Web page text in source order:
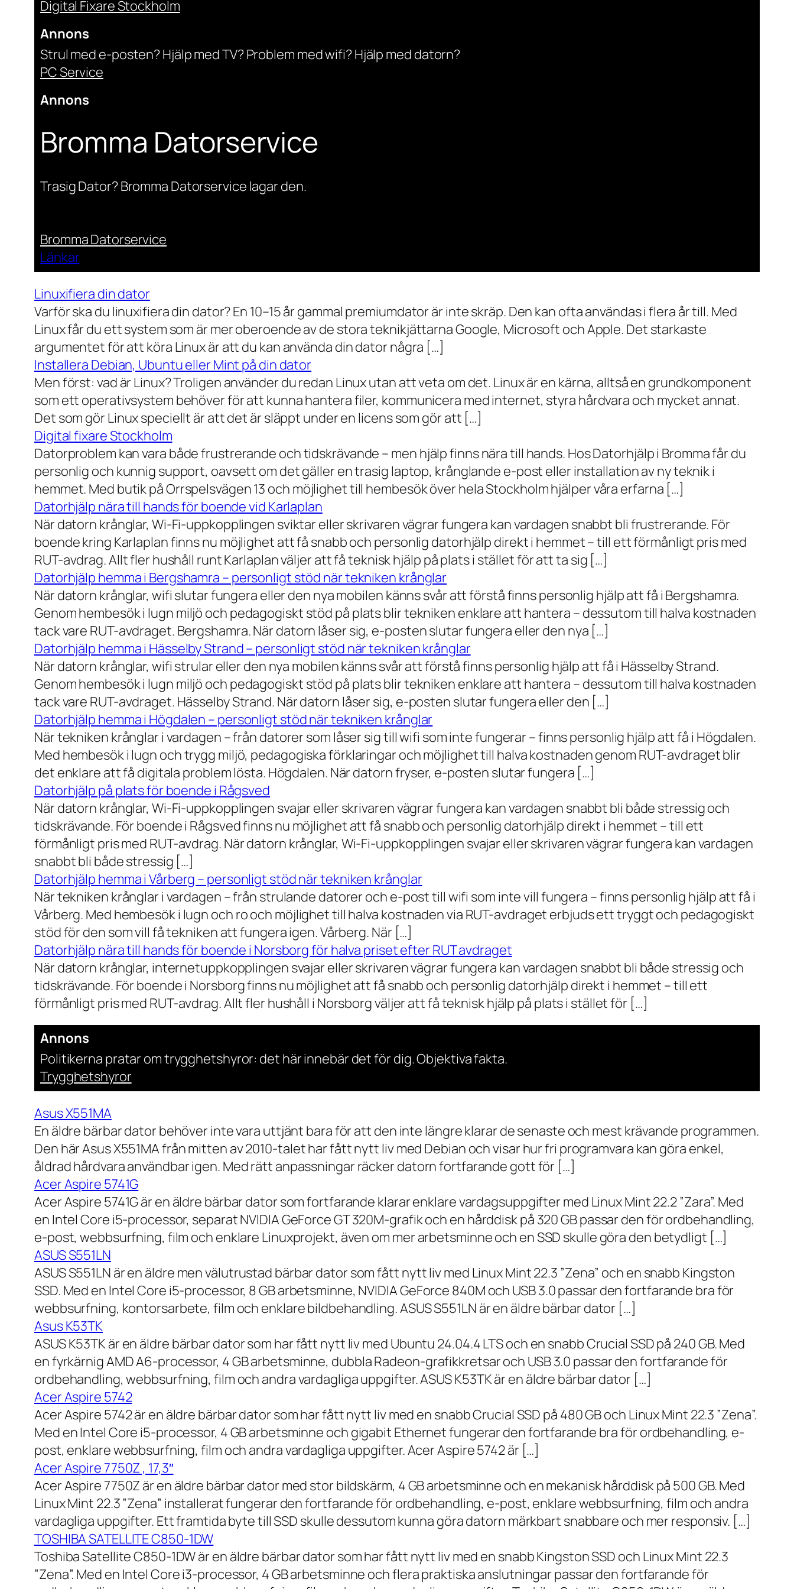
Digital Fixare Stockholm
Annons
Strul med e-posten? Hjälp med TV? Problem med wifi? Hjälp med datorn?
PC Service
Annons
Bromma Datorservice
Trasig Dator? Bromma Datorservice lagar den.
Bromma Datorservice
Länkar
Linuxifiera din dator
Varför ska du linuxifiera din dator? En 10–15 år gammal premiumdator är inte skräp. Den kan ofta användas i flera år till. Med
Linux får du ett system som är mer oberoende av de stora teknikjättarna Google, Microsoft och Apple. Det starkaste
argumentet för att köra Linux är att du kan använda din dator några […]
Installera Debian, Ubuntu eller Mint på din dator
Men först: vad är Linux? Troligen använder du redan Linux utan att veta om det. Linux är en kärna, alltså en grundkomponent
som ett operativsystem behöver för att kunna hantera filer, kommunicera med internet, styra hårdvara och mycket annat.
Det som gör Linux speciellt är att det är släppt under en licens som gör att […]
Digital fixare Stockholm
Datorproblem kan vara både frustrerande och tidskrävande – men hjälp finns nära till hands. Hos Datorhjälp i Bromma får du
personlig och kunnig support, oavsett om det gäller en trasig laptop, krånglande e-post eller installation av ny teknik i
hemmet. Med butik på Orrspelsvägen 13 och möjlighet till hembesök över hela Stockholm hjälper våra erfarna […]
Datorhjälp nära till hands för boende vid Karlaplan
När datorn krånglar, Wi-Fi-uppkopplingen sviktar eller skrivaren vägrar fungera kan vardagen snabbt bli frustrerande. För
boende kring Karlaplan finns nu möjlighet att få snabb och personlig datorhjälp direkt i hemmet – till ett förmånligt pris med
RUT-avdrag. Allt fler hushåll runt Karlaplan väljer att få teknisk hjälp på plats i stället för att ta sig […]
Datorhjälp hemma i Bergshamra – personligt stöd när tekniken krånglar
När datorn krånglar, wifi slutar fungera eller den nya mobilen känns svår att förstå finns personlig hjälp att få i Bergshamra.
Genom hembesök i lugn miljö och pedagogiskt stöd på plats blir tekniken enklare att hantera – dessutom till halva kostnaden
tack vare RUT-avdraget. Bergshamra. När datorn låser sig, e-posten slutar fungera eller den nya […]
Datorhjälp hemma i Hässelby Strand – personligt stöd när tekniken krånglar
När datorn krånglar, wifi strular eller den nya mobilen känns svår att förstå finns personlig hjälp att få i Hässelby Strand.
Genom hembesök i lugn miljö och pedagogiskt stöd på plats blir tekniken enklare att hantera – dessutom till halva kostnaden
tack vare RUT-avdraget. Hässelby Strand. När datorn låser sig, e-posten slutar fungera eller den […]
Datorhjälp hemma i Högdalen – personligt stöd när tekniken krånglar
När tekniken krånglar i vardagen – från datorer som låser sig till wifi som inte fungerar – finns personlig hjälp att få i Högdalen.
Med hembesök i lugn och trygg miljö, pedagogiska förklaringar och möjlighet till halva kostnaden genom RUT-avdraget blir
det enklare att få digitala problem lösta. Högdalen. När datorn fryser, e-posten slutar fungera […]
Datorhjälp på plats för boende i Rågsved
När datorn krånglar, Wi-Fi-uppkopplingen svajar eller skrivaren vägrar fungera kan vardagen snabbt bli både stressig och
tidskrävande. För boende i Rågsved finns nu möjlighet att få snabb och personlig datorhjälp direkt i hemmet – till ett
förmånligt pris med RUT-avdrag. När datorn krånglar, Wi-Fi-uppkopplingen svajar eller skrivaren vägrar fungera kan vardagen
snabbt bli både stressig […]
Datorhjälp hemma i Vårberg – personligt stöd när tekniken krånglar
När tekniken krånglar i vardagen – från strulande datorer och e-post till wifi som inte vill fungera – finns personlig hjälp att få i
Vårberg. Med hembesök i lugn och ro och möjlighet till halva kostnaden via RUT-avdraget erbjuds ett tryggt och pedagogiskt
stöd för den som vill få tekniken att fungera igen. Vårberg. När […]
Datorhjälp nära till hands för boende i Norsborg för halva priset efter RUT avdraget
När datorn krånglar, internetuppkopplingen svajar eller skrivaren vägrar fungera kan vardagen snabbt bli både stressig och
tidskrävande. För boende i Norsborg finns nu möjlighet att få snabb och personlig datorhjälp direkt i hemmet – till ett
förmånligt pris med RUT-avdrag. Allt fler hushåll i Norsborg väljer att få teknisk hjälp på plats i stället för […]
Annons
Politikerna pratar om trygghetshyror: det här innebär det för dig. Objektiva fakta.
Trygghetshyror
Asus X551MA
En äldre bärbar dator behöver inte vara uttjänt bara för att den inte längre klarar de senaste och mest krävande programmen.
Den här Asus X551MA från mitten av 2010-talet har fått nytt liv med Debian och visar hur fri programvara kan göra enkel,
åldrad hårdvara användbar igen. Med rätt anpassningar räcker datorn fortfarande gott för […]
Acer Aspire 5741G
Acer Aspire 5741G är en äldre bärbar dator som fortfarande klarar enklare vardagsuppgifter med Linux Mint 22.2 ”Zara”. Med
en Intel Core i5-processor, separat NVIDIA GeForce GT 320M-grafik och en hårddisk på 320 GB passar den för ordbehandling,
e-post, webbsurfning, film och enklare Linuxprojekt, även om mer arbetsminne och en SSD skulle göra den betydligt […]
ASUS S551LN
ASUS S551LN är en äldre men välutrustad bärbar dator som fått nytt liv med Linux Mint 22.3 ”Zena” och en snabb Kingston
SSD. Med en Intel Core i5-processor, 8 GB arbetsminne, NVIDIA GeForce 840M och USB 3.0 passar den fortfarande bra för
webbsurfning, kontorsarbete, film och enklare bildbehandling. ASUS S551LN är en äldre bärbar dator […]
Asus K53TK
ASUS K53TK är en äldre bärbar dator som har fått nytt liv med Ubuntu 24.04.4 LTS och en snabb Crucial SSD på 240 GB. Med
en fyrkärnig AMD A6-processor, 4 GB arbetsminne, dubbla Radeon-grafikkretsar och USB 3.0 passar den fortfarande för
ordbehandling, webbsurfning, film och andra vardagliga uppgifter. ASUS K53TK är en äldre bärbar dator […]
Acer Aspire 5742
Acer Aspire 5742 är en äldre bärbar dator som har fått nytt liv med en snabb Crucial SSD på 480 GB och Linux Mint 22.3 ”Zena”.
Med en Intel Core i5-processor, 4 GB arbetsminne och gigabit Ethernet fungerar den fortfarande bra för ordbehandling, e-
post, enklare webbsurfning, film och andra vardagliga uppgifter. Acer Aspire 5742 är […]
Acer Aspire 7750Z , 17,3″
Acer Aspire 7750Z är en äldre bärbar dator med stor bildskärm, 4 GB arbetsminne och en mekanisk hårddisk på 500 GB. Med
Linux Mint 22.3 ”Zena” installerat fungerar den fortfarande för ordbehandling, e-post, enklare webbsurfning, film och andra
vardagliga uppgifter. Ett framtida byte till SSD skulle dessutom kunna göra datorn märkbart snabbare och mer responsiv. […]
TOSHIBA SATELLITE C850-1DW
Toshiba Satellite C850-1DW är en äldre bärbar dator som har fått nytt liv med en snabb Kingston SSD och Linux Mint 22.3
”Zena”. Med en Intel Core i3-processor, 4 GB arbetsminne och flera praktiska anslutningar passar den fortfarande för